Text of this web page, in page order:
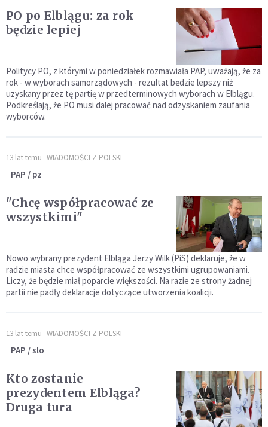
PO po Elblągu: za rok
będzie lepiej
Politycy PO, z którymi w poniedziałek rozmawiała PAP, uważają, że za
rok - w wyborach samorządowych - rezultat będzie lepszy niż
uzyskany przez tę partię w przedterminowych wyborach w Elblągu.
Podkreślają, że PO musi dalej pracować nad odzyskaniem zaufania
wyborców.
13 lat temu WIADOMOŚCI Z POLSKI
PAP / pz
"Chcę współpracować ze
wszystkimi"
Nowo wybrany prezydent Elbląga Jerzy Wilk (PiS) deklaruje, że w
radzie miasta chce współpracować ze wszystkimi ugrupowaniami.
Liczy, że będzie miał poparcie większości. Na razie ze strony żadnej
partii nie padły deklaracje dotyczące utworzenia koalicji.
13 lat temu WIADOMOŚCI Z POLSKI
PAP / slo
Kto zostanie
prezydentem Elbląga?
Druga tura